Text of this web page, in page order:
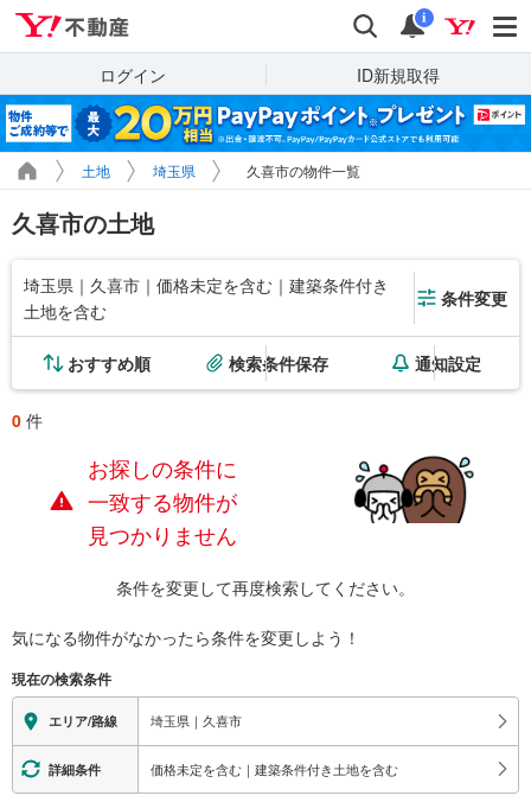
検索 通知
i
ログイン ID新規取得
土地 埼玉県 久喜市の物件一覧
久喜市の土地
埼玉県｜久喜市｜価格未定を含む｜建築条件付き
土地を含む
条件変更
おすすめ順 検索条件保存 通知設定
0 件
お探しの条件に
一致する物件が
見つかりません
条件を変更して再度検索してください。
気になる物件がなかったら条件を変更しよう！
現在の検索条件
エリア/路線 埼玉県｜久喜市
詳細条件 価格未定を含む｜建築条件付き土地を含む